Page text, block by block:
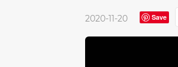
2020-11-20 Save